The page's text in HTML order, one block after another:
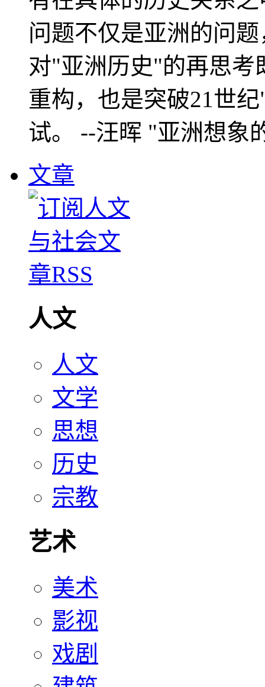
问题不仅是亚洲的问
对"亚洲历史"的再思考
重构，也是突破21世
试。 --汪晖 "亚洲想象
文章
人文
人文
文学
思想
历史
宗教
艺术
美术
影视
戏剧